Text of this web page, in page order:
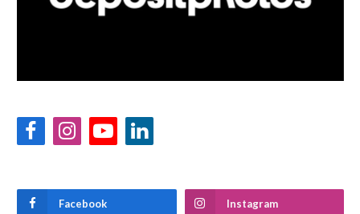
FacebookInstagramYouTubeLinkedIn
Facebook Instagram